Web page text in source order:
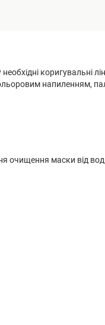
коригувальні
напиленням,
очищення маски від